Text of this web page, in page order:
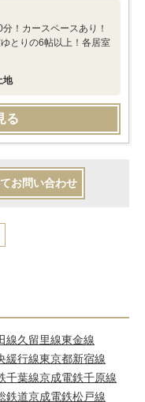
！カースペースあり！
とりの6帖以上！各居室
地
る
お問い合わせ
線久留里線東金線
緩行線東京都新宿線
千葉線京成電鉄千原線
鉄道京成電鉄松戸線